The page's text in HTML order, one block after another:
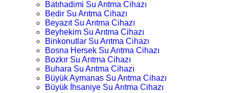
Batıhadimi Su Arıtma Cihazı
Bedir Su Arıtma Cihazı
Beyazıt Su Arıtma Cihazı
Beyhekim Su Arıtma Cihazı
Binkonutlar Su Arıtma Cihazı
Bosna Hersek Su Arıtma Cihazı
Bozkır Su Arıtma Cihazı
Buhara Su Arıtma Cihazı
Büyük Aymanas Su Arıtma Cihazı
Büyük İhsaniye Su Arıtma Cihazı